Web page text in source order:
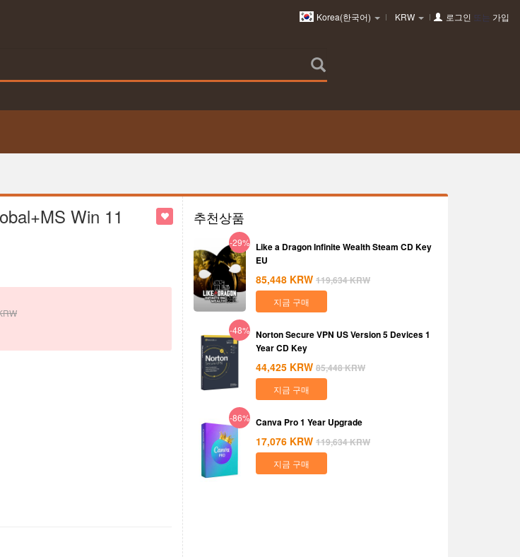
Korea(한국어) KRW 로그인 또는 가입
Win 11 추천상품
-29% Like a Dragon Infinite Wealth Steam CD Key
EU
85,448 KRW 119,634KRW
지금 구매
-48% Norton Secure VPN US Version 5 Devices 1
Year CD Key
44,425 KRW 85,448KRW
지금 구매
-86% Canva Pro 1 Year Upgrade
17,076 KRW 119,634KRW
지금 구매